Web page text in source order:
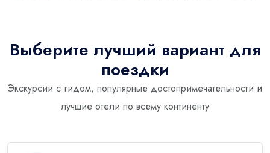
Выберите лучший вариант для
поездки
Экскурсии с гидом, популярные достопримечательности и
лучшие отели по всему континенту